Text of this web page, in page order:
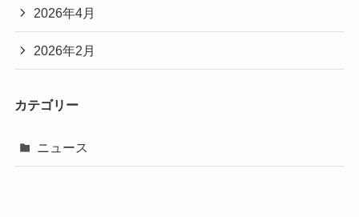
2026年4月
2026年2月
カテゴリー
ニュース